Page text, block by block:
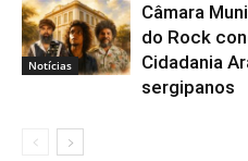
Notícias
Câmara
do Rock
Cidadania
sergipanos